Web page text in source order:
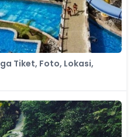
Tiket, Foto, Lokasi,